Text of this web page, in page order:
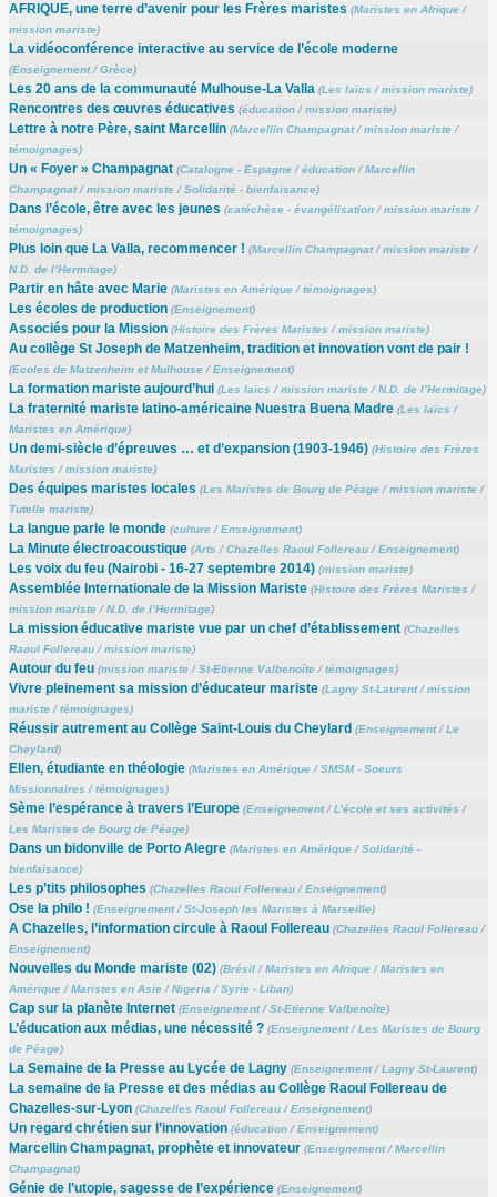
AFRIQUE, une terre d’avenir pour les Frères maristes (Maristes en Afrique/
mission mariste)
La vidéoconférence interactive au service de l’école moderne
(Enseignement/Grèce)
Les 20 ans de la communauté Mulhouse-La Valla (Les laïcs /mission mariste)
Rencontres des œuvres éducatives (éducation/mission mariste)
Lettre à notre Père, saint Marcellin (Marcellin Champagnat/mission mariste/
témoignages)
Un « Foyer » Champagnat (Catalogne - Espagne/éducation/Marcellin
Champagnat/mission mariste/Solidarité - bienfaisance)
Dans l’école, être avec les jeunes (catéchèse - évangélisation/mission mariste/
témoignages)
Plus loin que La Valla, recommencer ! (Marcellin Champagnat/mission mariste/
N.D. de l’Hermitage)
Partir en hâte avec Marie (Maristes en Amérique/témoignages)
Les écoles de production (Enseignement)
Associés pour la Mission (Histoire des Frères Maristes /mission mariste)
Au collège St Joseph de Matzenheim, tradition et innovation vont de pair !
(Ecoles de Matzenheim et Mulhouse/Enseignement)
La formation mariste aujourd’hui (Les laïcs /mission mariste/N.D. de l’Hermitage)
La fraternité mariste latino-américaine Nuestra Buena Madre (Les laïcs /
Maristes en Amérique)
Un demi-siècle d’épreuves … et d’expansion (1903-1946) (Histoire des Frères
Maristes /mission mariste)
Des équipes maristes locales (Les Maristes de Bourg de Péage/mission mariste/
Tutelle mariste)
La langue parle le monde (culture/Enseignement)
La Minute électroacoustique (Arts /Chazelles Raoul Follereau/Enseignement)
Les voix du feu (Nairobi - 16-27 septembre 2014) (mission mariste)
Assemblée Internationale de la Mission Mariste (Histoire des Frères Maristes /
mission mariste/N.D. de l’Hermitage)
La mission éducative mariste vue par un chef d’établissement (Chazelles
Raoul Follereau/mission mariste)
Autour du feu (mission mariste/St-Etienne Valbenoîte/témoignages)
Vivre pleinement sa mission d’éducateur mariste (Lagny St-Laurent/mission
mariste/témoignages)
Réussir autrement au Collège Saint-Louis du Cheylard (Enseignement/Le
Cheylard)
Ellen, étudiante en théologie (Maristes en Amérique/SMSM - Soeurs
Missionnaires /témoignages)
Sème l’espérance à travers l’Europe (Enseignement/L’école et ses activités /
Les Maristes de Bourg de Péage)
Dans un bidonville de Porto Alegre (Maristes en Amérique/Solidarité -
bienfaisance)
Les p’tits philosophes (Chazelles Raoul Follereau/Enseignement)
Ose la philo ! (Enseignement/St-Joseph les Maristes à Marseille)
A Chazelles, l’information circule à Raoul Follereau (Chazelles Raoul Follereau/
Enseignement)
Nouvelles du Monde mariste (02) (Brésil/Maristes en Afrique/Maristes en
Amérique/Maristes en Asie/Nigeria /Syrie - Liban)
Cap sur la planète Internet (Enseignement/St-Etienne Valbenoîte)
L’éducation aux médias, une nécessité ? (Enseignement/Les Maristes de Bourg
de Péage)
La Semaine de la Presse au Lycée de Lagny (Enseignement/Lagny St-Laurent)
La semaine de la Presse et des médias au Collège Raoul Follereau de
Chazelles-sur-Lyon (Chazelles Raoul Follereau/Enseignement)
Un regard chrétien sur l’innovation (éducation/Enseignement)
Marcellin Champagnat, prophète et innovateur (Enseignement/Marcellin
Champagnat)
Génie de l’utopie, sagesse de l’expérience (Enseignement)